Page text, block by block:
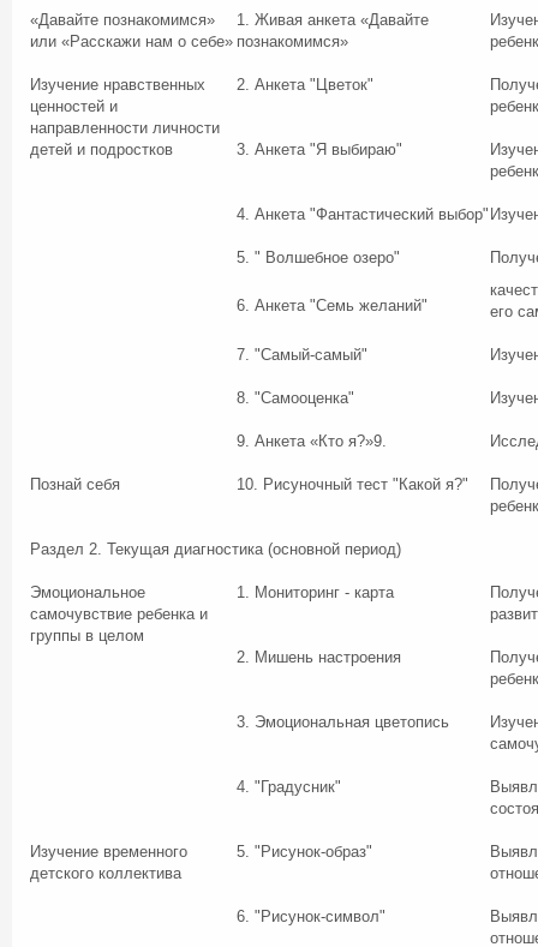
«Давайте познакомимся»
или «Расскажи нам о себе»
1. Живая анкета «Давайте
познакомимся»
Изучение нравственных
ценностей и
направленности личности
детей и подростков
2. Анкета "Цветок"
3. Анкета "Я выбираю"
4. Анкета "Фантастический выбор"
5. " Волшебное озеро"
его
6. Анкета "Семь желаний"
7. "Самый-самый"
8. "Самооценка"
9. Анкета «Кто я?»9.
Познай себя 10. Рисуночный тест "Какой я?"
Раздел 2. Текущая диагностика (основной период)
Эмоциональное
самочувствие ребенка и
группы в целом
1. Мониторинг - карта
2. Мишень настроения
3. Эмоциональная цветопись
4. "Градусник"
Изучение временного
детского коллектива
5. "Рисунок-образ"
6. "Рисунок-символ"